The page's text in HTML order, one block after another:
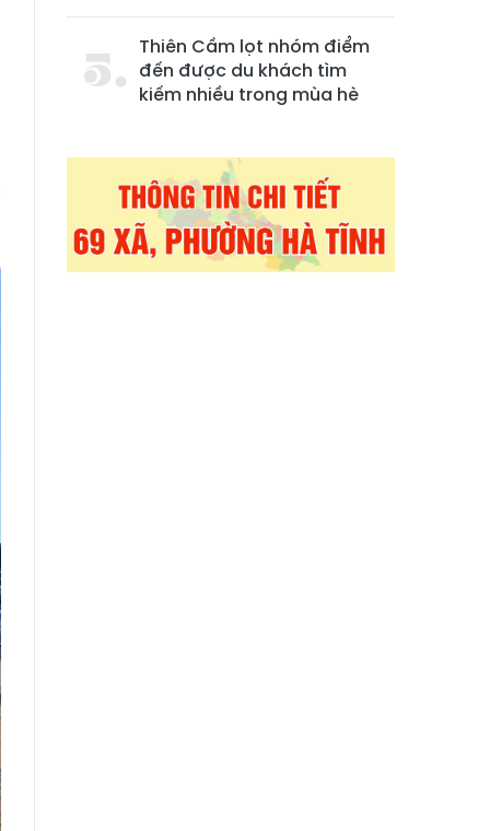
Thiên Cầm lọt nhóm điểm
đến được du khách tìm
kiếm nhiều trong mùa hè